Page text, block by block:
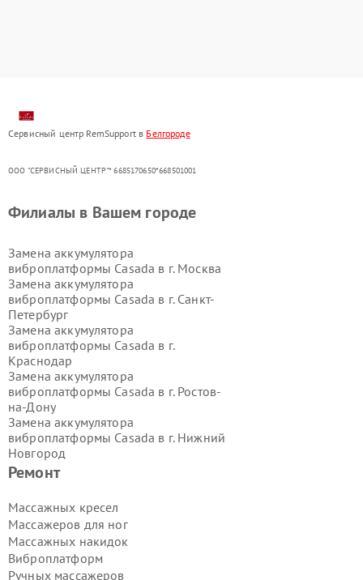
Сервисный центр RemSupport в Белгороде
ООО "СЕРВИСНЫЙ ЦЕНТР"* 6685170650*668501001
Ремонт
Массажных кресел
Массажеров для ног
Массажных накидок
Виброплатформ
Ручных массажеров
Филиалы в Вашем городе
Замена аккумулятора
виброплатформы Casada в г. Москва
Замена аккумулятора
виброплатформы Casada в г. Санкт-
Петербург
Замена аккумулятора
виброплатформы Casada в г.
Краснодар
Замена аккумулятора
виброплатформы Casada в г. Ростов-
на-Дону
Замена аккумулятора
виброплатформы Casada в г. Нижний
Новгород
Замена аккумулятора
Новосибирск
Замена аккумулятора
виброплатформы Casada в г.
Екатеринбург
Замена аккумулятора
виброплатформы Casada в г.